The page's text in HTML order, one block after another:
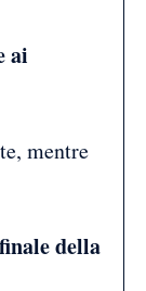
ai
mentre
della